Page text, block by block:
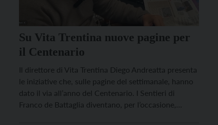
Su Vita Trentina nuove pagine per
il Centenario
Il direttore di Vita Trentina Diego Andreatta presenta
le iniziative che, sulle pagine del settimanale, hanno
dato il via all’anno del Centenario. I Sentieri di
Franco de Battaglia diventano, per l’occasione,